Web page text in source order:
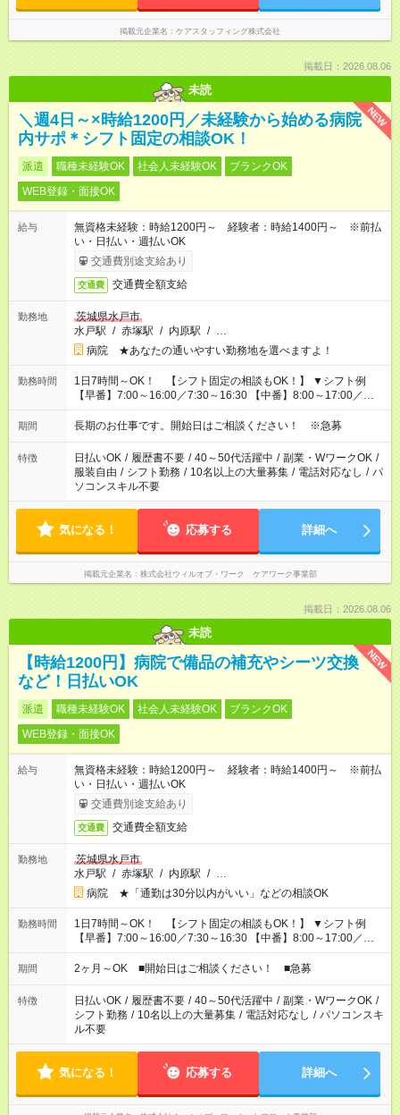
掲載元企業名 ケアスタッフィング株式会社
掲載日：2026.08.06
未読
NEW
＼週4日～×時給1200円／未経験から始める病院
内サポ＊シフト固定の相談OK！
派遣 職種未経験OK 社会人未経験OK
ブランクOK
WEB登録・面接OK
給与
無資格未経験：時給1200円～ 経験者：時給1400円～ ※前払
い・日払い・週払いOK
交通費別途支給あり
交通費 交通費全額支給
勤務地
茨城県水戸市
水戸駅 / 赤塚駅 / 内原駅 / …
病院 ★あなたの通いやすい勤務地を選べますよ！
勤務時間
1日7時間～OK！ 【シフト固定の相談もOK！】 ▼シフト例
【早番】7:00～16:00／7:30～16:30 【中番】8:00～17:00／
9:00～18:00 【遅番】11:00～20:00／13:00～22:00
期間 長期のお仕事です。開始日はご相談ください！ ※急募
特徴 日払いOK / 履歴書不要 / 40～50代活躍中 / 副業・WワークOK /
服装自由 / シフト勤務 / 10名以上の大量募集 / 電話対応なし / パ
ソコンスキル不要
気になる！ 応募する 詳細へ
掲載元企業名 株式会社ウィルオブ・ワーク ケアワーク事業部
掲載日：2026.08.06
未読
NEW
【時給1200円】病院で備品の補充やシーツ交換
など！日払いOK
派遣 職種未経験OK 社会人未経験OK
ブランクOK
WEB登録・面接OK
給与
無資格未経験：時給1200円～ 経験者：時給1400円～ ※前払
い・日払い・週払いOK
交通費別途支給あり
交通費 交通費全額支給
勤務地
茨城県水戸市
水戸駅 / 赤塚駅 / 内原駅 / …
病院 ★「通勤は30分以内がいい」などの相談OK
勤務時間
1日7時間～OK！ 【シフト固定の相談もOK！】 ▼シフト例
【早番】7:00～16:00／7:30～16:30 【中番】8:00～17:00／
9:00～18:00 【遅番】11:00～20:00／13:00～22:00 「〇時まで
には帰りたい」 「〇時からしか出勤できない」 などの相談OK！
期間 2ヶ月～OK ■開始日はご相談ください！ ■急募
特徴 日払いOK / 履歴書不要 / 40～50代活躍中 / 副業・WワークOK /
シフト勤務 / 10名以上の大量募集 / 電話対応なし / パソコンスキ
ル不要
気になる！ 応募する 詳細へ